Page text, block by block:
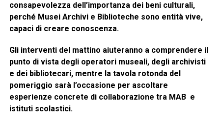
consapevolezza dell’importanza dei beni culturali,
perché Musei Archivi e Biblioteche sono entità vive,
capaci di creare conoscenza.
Gli interventi del mattino aiuteranno a comprendere il
punto di vista degli operatori museali, degli archivisti
e dei bibliotecari, mentre la tavola rotonda del
pomeriggio sarà l’occasione per ascoltare
esperienze concrete di collaborazione tra MAB e
istituti scolastici.